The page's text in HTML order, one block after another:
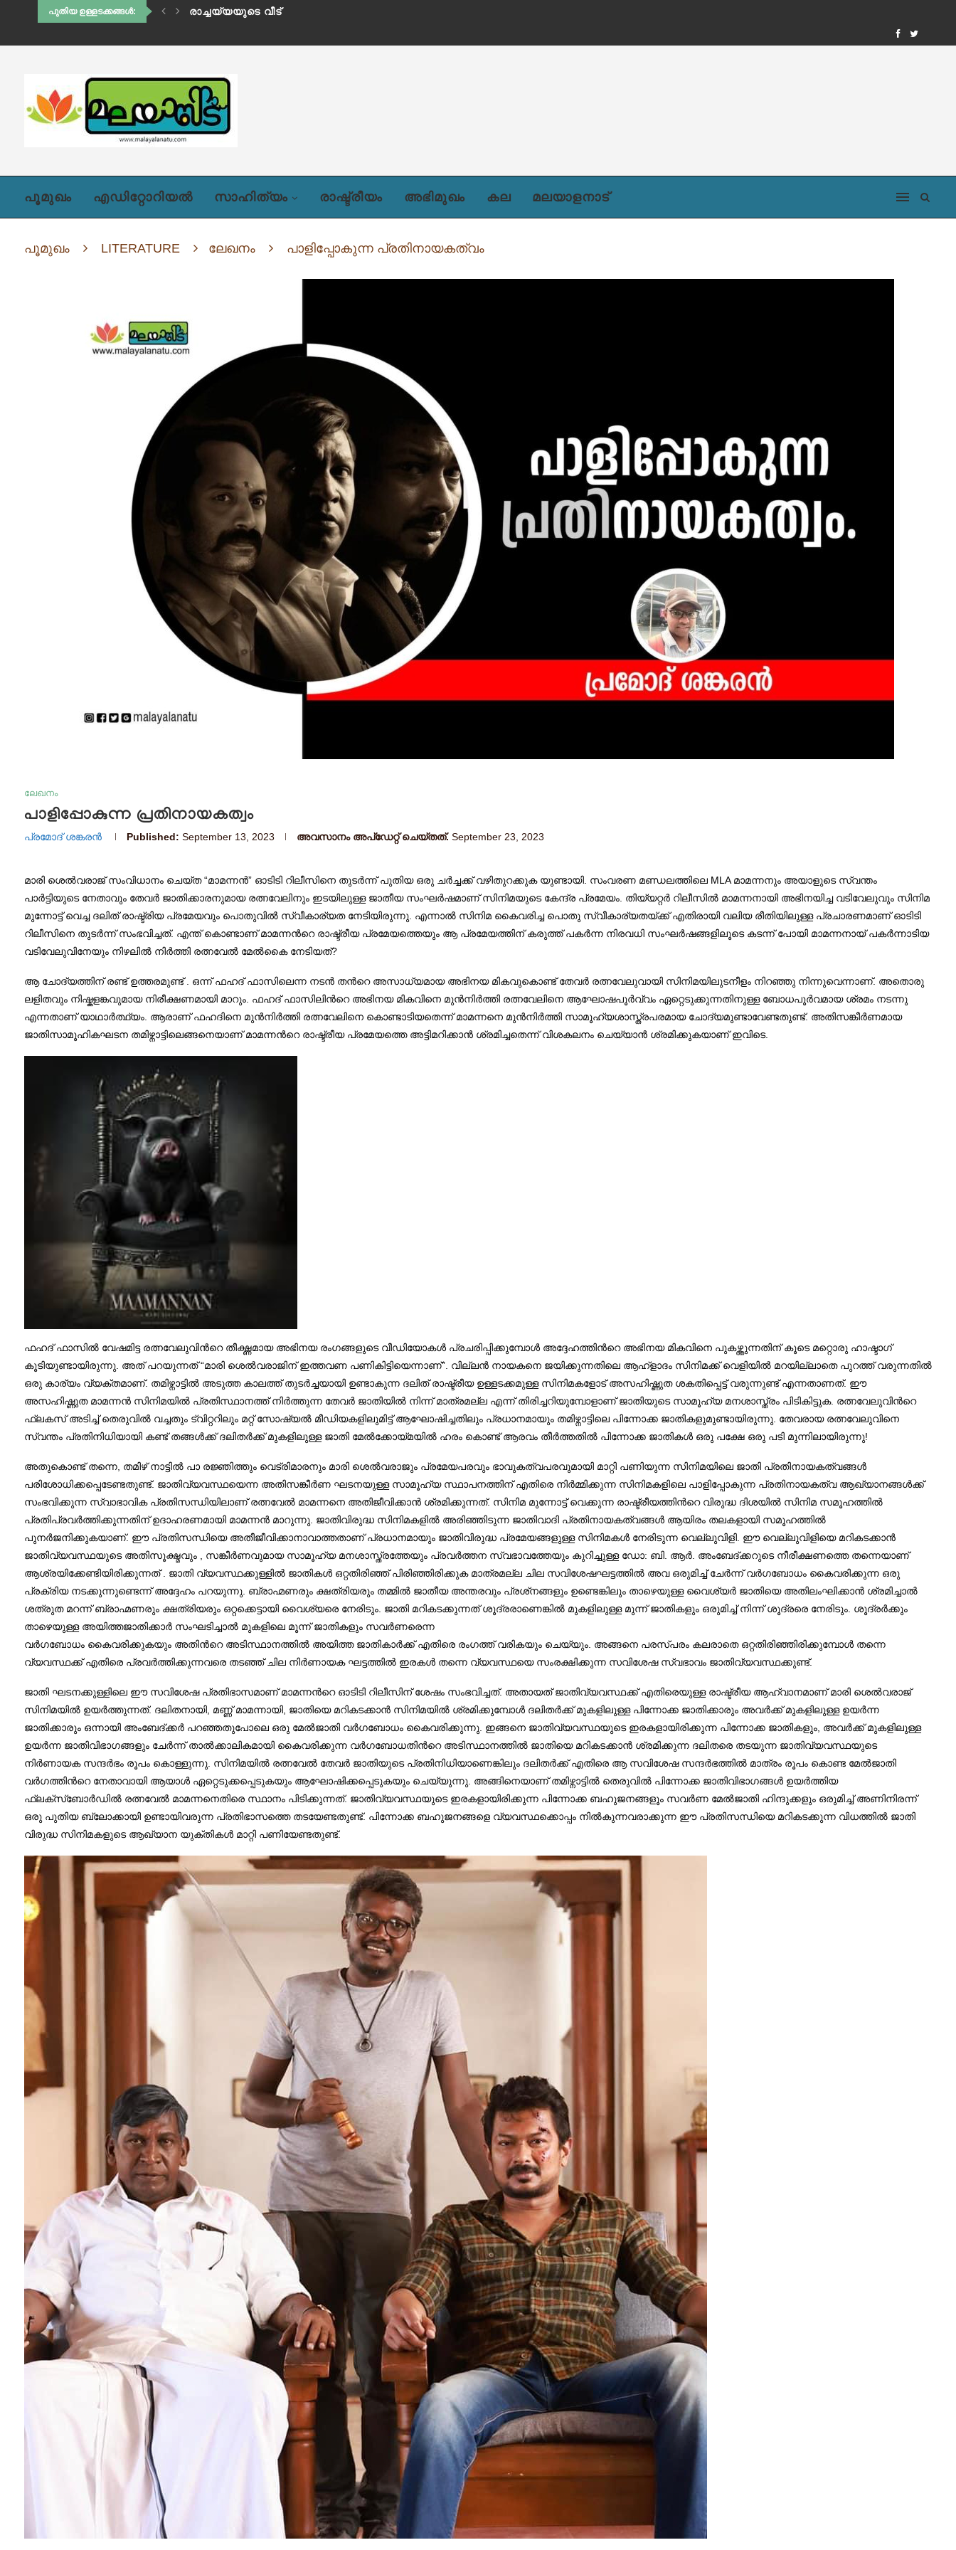
പുതിയ ഉള്ളടക്കങ്ങൾ: രാച്ചയ്യയുടെ വീട്
ഹിഡിംബി (അദ്ധ്യായം ഒന്ന്)
പൂമുഖം എഡിറ്റോറിയൽ സാഹിത്യം രാഷ്ട്രീയം അഭിമുഖം കല മലയാളനാട്
പൂമുഖം LITERATURE ലേഖനം പാളിപ്പോകുന്ന പ്രതിനായകത്വം
ലേഖനം
പാളിപ്പോകുന്ന പ്രതിനായകത്വം
പ്രമോദ് ശങ്കരൻ Published: September 13, 2023 അവസാനം അപ്ഡേറ്റ് ചെയ്തത്. September 23, 2023
മാരി ശെല്‍വരാജ് സംവിധാനം ചെയ്ത “മാമന്നന്‍” ഓടിടി റിലീസിനെ തുടർന്ന് പുതിയ ഒരു ചര്‍ച്ചക്ക് വഴിതുറക്കുക യുണ്ടായി. സംവരണ മണ്ഡലത്തിലെ MLA മാമന്നനും അയാളുടെ സ്വന്തം
പാര്‍ട്ടിയുടെ നേതാവും തേവര്‍ ജാതിക്കാരനുമായ രത്നവേലിനും ഇടയിലുള്ള ജാതീയ സംഘര്‍ഷമാണ് സിനിമയുടെ കേന്ദ്ര പ്രമേയം. തിയ്യറ്റര്‍ റിലീസില്‍ മാമന്നനായി അഭിനയിച്ച വടിവേലുവും സിനിമ
മുന്നോട്ട് വെച്ച ദലിത് രാഷ്ട്രിയ പ്രമേയവും പൊതുവില്‍ സ്വീകാര്യത നേടിയിരുന്നു. എന്നാല്‍ സിനിമ കൈവരിച്ച പൊതു സ്വീകാര്യതയ്ക്ക് എതിരായി വലിയ രീതിയിലുള്ള പ്രചാരണമാണ് ഓടിടി
റിലീസിനെ തുടർന്ന് സംഭവിച്ചത്. എന്ത് കൊണ്ടാണ് മാമന്നന്‍റെ രാഷ്ട്രീയ പ്രമേയത്തെയും ആ പ്രമേയത്തിന് കരുത്ത് പകര്‍ന്ന നിരവധി സംഘര്‍ഷങ്ങളിലൂടെ കടന്ന് പോയി മാമന്നനായ് പകര്‍ന്നാടിയ
വടിവേലുവിനേയും നിഴലില്‍ നിര്‍ത്തി രത്നവേല്‍ മേൽകൈ നേടിയത്?
ആ ചോദ്യത്തിന് രണ്ട് ഉത്തരമുണ്ട് . ഒന്ന് ഫഹദ് ഫാസിലെന്ന നടന്‍ തന്‍റെ അസാധ്യമായ അഭിനയ മികവുകൊണ്ട് തേവര്‍ രത്നവേലുവായി സിനിമയിലുടനീളം നിറഞ്ഞു നിന്നുവെന്നാണ്. അതൊരു
ലളിതവും നിഷ്കളങ്കവുമായ നിരീക്ഷണമായി മാറും. ഫഹദ് ഫാസിലിന്‍റെ അഭിനയ മികവിനെ മുന്‍നിര്‍ത്തി രത്നവേലിനെ ആഘോഷപൂര്‍വ്വം ഏറ്റെടുക്കുന്നതിനുള്ള ബോധപൂർവമായ ശ്രമം നടന്നു
എന്നതാണ് യാഥാര്‍ത്ഥ്യം. ആരാണ് ഫഹദിനെ മുന്‍നിര്‍ത്തി രത്നവേലിനെ കൊണ്ടാടിയതെന്ന് മാമന്നനെ മുന്‍നിര്‍ത്തി സാമൂഹ്യശാസ്ത്രപരമായ ചോദ്യമുണ്ടാവേണ്ടതുണ്ട്. അതിസങ്കീര്‍ണമായ
ജാതിസാമൂഹികഘടന തമിഴ്നാട്ടിലെങ്ങനെയാണ് മാമന്നന്‍റെ രാഷ്ട്രീയ പ്രമേയത്തെ അട്ടിമറിക്കാന്‍ ശ്രമിച്ചതെന്ന് വിശകലനം ചെയ്യാന്‍ ശ്രമിക്കുകയാണ്‌ ഇവിടെ.
ഫഹദ് ഫാസില്‍ വേഷമിട്ട രത്നവേലുവിന്‍റെ തീക്ഷ്ണമായ അഭിനയ രംഗങ്ങളുടെ വീഡിയോകള്‍ പ്രചരിപ്പിക്കുമ്പോള്‍ അദ്ദേഹത്തിന്‍റെ അഭിനയ മികവിനെ പുകഴ്ത്തുന്നതിന് കൂടെ മറ്റൊരു ഹാഷ്ടാഗ്
കൂടിയുണ്ടായിരുന്നു. അത് പറയുന്നത് “മാരി ശെല്‍വരാജിന് ഇത്തവണ പണികിട്ടിയെന്നാണ്”. വില്ലന്‍ നായകനെ ജയിക്കുന്നതിലെ ആഹ്ളാദം സിനിമക്ക് വെളിയിൽ മറയില്ലാതെ പുറത്ത് വരുന്നതില്‍
ഒരു കാര്യം വ്യക്തമാണ്. തമിഴ്നാട്ടില്‍ അടുത്ത കാലത്ത് തുടര്‍ച്ചയായി ഉണ്ടാകുന്ന ദലിത് രാഷ്ട്രീയ ഉള്ളടക്കമുള്ള സിനിമകളോട് അസഹിഷ്ണുത ശകതിപ്പെട്ട് വരുന്നുണ്ട് എന്നതാണത്. ഈ
അസഹിഷ്ണുത മാമന്നന്‍ സിനിമയില്‍ പ്രതിസ്ഥാനത്ത് നിര്‍ത്തുന്ന തേവര്‍ ജാതിയില്‍ നിന്ന് മാത്രമല്ല എന്ന് തിരിച്ചറിയുമ്പോളാണ് ജാതിയുടെ സാമൂഹ്യ മനശാസ്ത്രം പിടികിട്ടുക. രത്നവേലുവിന്‍റെ
ഫ്ലകസ് അടിച്ച് തെരുവില്‍ വച്ചതും ട്വിറ്ററിലും മറ്റ് സോഷ്യല്‍ മീഡിയകളിലുമിട്ട് ആഘോഷിച്ചതിലും പ്രധാനമായും തമിഴ്നാട്ടിലെ പിന്നോക്ക ജാതികളുമുണ്ടായിരുന്നു. തേവരായ രത്നവേലുവിനെ
സ്വന്തം പ്രതിനിധിയായി കണ്ട് തങ്ങള്‍ക്ക് ദലിതര്‍ക്ക് മുകളിലുള്ള ജാതി മേൽക്കോയ്മയിൽ ഹരം കൊണ്ട് ആരവം തീര്‍ത്തതില്‍ പിന്നോക്ക ജാതികള്‍ ഒരു പക്ഷേ ഒരു പടി മുന്നിലായിരുന്നു!
അതുകൊണ്ട് തന്നെ, തമിഴ് നാട്ടില്‍ പാ രജ്ഞിത്തും വെട്രിമാരനും മാരി ശെല്‍വരാജും പ്രമേയപരവും ഭാവുകത്വപരവുമായി മാറ്റി പണിയുന്ന സിനിമയിലെ ജാതി പ്രതിനായകത്വങ്ങള്‍
പരിശോധിക്കപ്പെടേണ്ടതുണ്ട്. ജാതിവ്യവസ്ഥയെന്ന അതിസങ്കീര്‍ണ ഘടനയുള്ള സാമൂഹ്യ സ്ഥാപനത്തിന് എതിരെ നിര്‍മ്മിക്കുന്ന സിനിമകളിലെ പാളിപ്പോകുന്ന പ്രതിനായകത്വ ആഖ്യാനങ്ങള്‍ക്ക്
സംഭവിക്കുന്ന സ്വാഭാവിക പ്രതിസന്ധിയിലാണ് രത്നവേല്‍ മാമന്നനെ അതിജീവിക്കാന്‍ ശ്രമിക്കുന്നത്. സിനിമ മുന്നോട്ട് വെക്കുന്ന രാഷ്ട്രീയത്തിന്‍റെ വിരുദ്ധ ദിശയില്‍ സിനിമ സമൂഹത്തില്‍
പ്രതിപ്രവര്‍ത്തിക്കുന്നതിന് ഉദാഹരണമായി മാമന്നന്‍ മാറുന്നു. ജാതിവിരുദ്ധ സിനിമകളില്‍ അരിഞ്ഞിടുന്ന ജാതിവാദി പ്രതിനായകത്വങ്ങള്‍ ആയിരം തലകളായി സമൂഹത്തില്‍
പുനര്‍ജനിക്കുകയാണ്. ഈ പ്രതിസന്ധിയെ അതീജീവിക്കാനാവാത്തതാണ് പ്രധാനമായും ജാതിവിരുദ്ധ പ്രമേയങ്ങളുള്ള സിനിമകള്‍ നേരിടുന്ന വെല്ലുവിളി. ഈ വെല്ലുവിളിയെ മറികടക്കാന്‍
ജാതിവ്യവസ്ഥയുടെ അതിസൂക്ഷ്മവും , സങ്കീര്‍ണവുമായ സാമൂഹ്യ മനശാസ്ത്രത്തേയും പ്രവര്‍ത്തന സ്വഭാവത്തേയും കുറിച്ചുള്ള ഡോ: ബി. ആർ. അംബേദ്ക്കറുടെ നീരീക്ഷണത്തെ തന്നെയാണ്
ആശ്രയിക്കേണ്ടിയിരിക്കുന്നത് . ജാതി വ്യവസ്ഥക്കുള്ളില്‍ ജാതികള്‍ ഒറ്റതിരിഞ്ഞ് പിരിഞ്ഞിരിക്കുക മാത്രമല്ല ചില സവിശേഷഘട്ടത്തില്‍ അവ ഒരുമിച്ച് ചേര്‍ന്ന് വര്‍ഗബോധം കൈവരിക്കുന്ന ഒരു
പ്രക്രിയ നടക്കുന്നുണ്ടെന്ന് അദ്ദേഹം പറയുന്നു. ബ്രാഹ്മണരും ക്ഷത്രിയരും തമ്മില്‍ ജാതീയ അന്തരവും പ്രശ്‌നങ്ങളും ഉണ്ടെങ്കിലും താഴെയുള്ള വൈശ്യർ ജാതിയെ അതിലംഘിക്കാന്‍ ശ്രമിച്ചാല്‍
ശത്രുത മറന്ന് ബ്രാഹ്മണരും ക്ഷത്രിയരും ഒറ്റക്കെട്ടായി വൈശ്യരെ നേരിടും. ജാതി മറികടക്കുന്നത് ശൂദ്രരാണെങ്കില്‍ മുകളിലുള്ള മുന്ന് ജാതികളും ഒരുമിച്ച് നിന്ന് ശൂദ്രരെ നേരിടും. ശൂദ്രര്‍ക്കും
താഴെയുള്ള അയിത്തജാതിക്കാര്‍ സംഘടിച്ചാല്‍ മുകളിലെ മൂന്ന് ജാതികളും സവര്‍ണരെന്ന
വര്‍ഗബോധം കൈവരിക്കുകയും അതിന്‍റെ അടിസ്ഥാനത്തില്‍ അയിത്ത ജാതികാര്‍ക്ക് എതിരെ രംഗത്ത് വരികയും ചെയ്യും. അങ്ങനെ പരസ്പരം കലരാതെ ഒറ്റതിരിഞ്ഞിരിക്കുമ്പോള്‍ തന്നെ
വ്യവസ്ഥക്ക് എതിരെ പ്രവര്‍ത്തിക്കുന്നവരെ തടഞ്ഞ് ചില നിര്‍ണായക ഘട്ടത്തില്‍ ഇരകള്‍ തന്നെ വ്യവസ്ഥയെ സംരക്ഷിക്കുന്ന സവിശേഷ സ്വഭാവം ജാതിവ്യവസ്ഥക്കുണ്ട്.
ജാതി ഘടനക്കുള്ളിലെ ഈ സവിശേഷ പ്രതിഭാസമാണ് മാമന്നന്‍റെ ഓടിടി റിലീസിന് ശേഷം സംഭവിച്ചത്. അതായത് ജാതിവ്യവസ്ഥക്ക് എതിരെയുള്ള രാഷ്ട്രീയ ആഹ്വാനമാണ് മാരി ശെല്‍വരാജ്
സിനിമയില്‍ ഉയര്‍ത്തുന്നത്. ദലിതനായി, മണ്ണ് മാമന്നായി, ജാതിയെ മറികടക്കാന്‍ സിനിമയില്‍ ശ്രമിക്കുമ്പോള്‍ ദലിതര്‍ക്ക് മുകളിലുള്ള പിന്നോക്ക ജാതിക്കാരും അവര്‍ക്ക് മുകളിലുള്ള ഉയര്‍ന്ന
ജാതിക്കാരും ഒന്നായി അംബേദ്‌ക്കര്‍ പറഞ്ഞതുപോലെ ഒരു മേല്‍ജാതി വര്‍ഗബോധം കൈവരിക്കുന്നു. ഇങ്ങനെ ജാതിവ്യവസ്ഥയുടെ ഇരകളായിരിക്കുന്ന പിന്നോക്ക ജാതികളും, അവര്‍ക്ക് മുകളിലുള്ള
ഉയര്‍ന്ന ജാതിവിഭാഗങ്ങളും ചേര്‍ന്ന് താൽക്കാലികമായി കൈവരിക്കുന്ന വര്‍ഗബോധതിന്‍റെ അടിസ്ഥാനത്തില്‍ ജാതിയെ മറികടക്കാന്‍ ശ്രമിക്കുന്ന ദലിതരെ തടയുന്ന ജാതിവ്യവസ്ഥയുടെ
നിര്‍ണായക സന്ദര്‍ഭം രൂപം കൊള്ളുന്നു. സിനിമയില്‍ രത്നവേല്‍ തേവര്‍ ജാതിയുടെ പ്രതിനിധിയാണെങ്കിലും ദലിതര്‍ക്ക് എതിരെ ആ സവിശേഷ സന്ദര്‍ഭത്തില്‍ മാത്രം രൂപം കൊണ്ട മേല്‍ജാതി
വര്‍ഗത്തിന്‍റെ നേതാവായി ആയാള്‍ ഏറ്റെടുക്കപ്പെടുകയും ആഘോഷിക്കപ്പെടുകയും ചെയ്യുന്നു. അങ്ങിനെയാണ് തമിഴ്നാട്ടില്‍ തെരുവില്‍ പിന്നോക്ക ജാതിവിഭാഗങ്ങള്‍ ഉയര്‍ത്തിയ
ഫ്ലക്സ്ബോര്‍ഡില്‍ രത്നവേല്‍ മാമന്നനെതിരെ സ്ഥാനം പിടിക്കുന്നത്. ജാതിവ്യവസ്ഥയുടെ ഇരകളായിരിക്കുന്ന പിന്നോക്ക ബഹുജനങ്ങളൂം സവര്‍ണ മേല്‍ജാതി ഹിന്ദുക്കളും ഒരുമിച്ച് അണിനിരന്ന്
ഒരു പുതിയ ബ്ലോക്കായി ഉണ്ടായിവരുന്ന പ്രതിഭാസത്തെ തടയേണ്ടതുണ്ട്. പിന്നോക്ക ബഹുജനങ്ങളെ വ്യവസ്ഥക്കൊപ്പം നില്‍കുന്നവരാക്കുന്ന ഈ പ്രതിസന്ധിയെ മറികടക്കുന്ന വിധത്തില്‍ ജാതി
വിരുദ്ധ സിനിമകളുടെ ആഖ്യാന യുക്തികള്‍ മാറ്റി പണിയേണ്ടതുണ്ട്.